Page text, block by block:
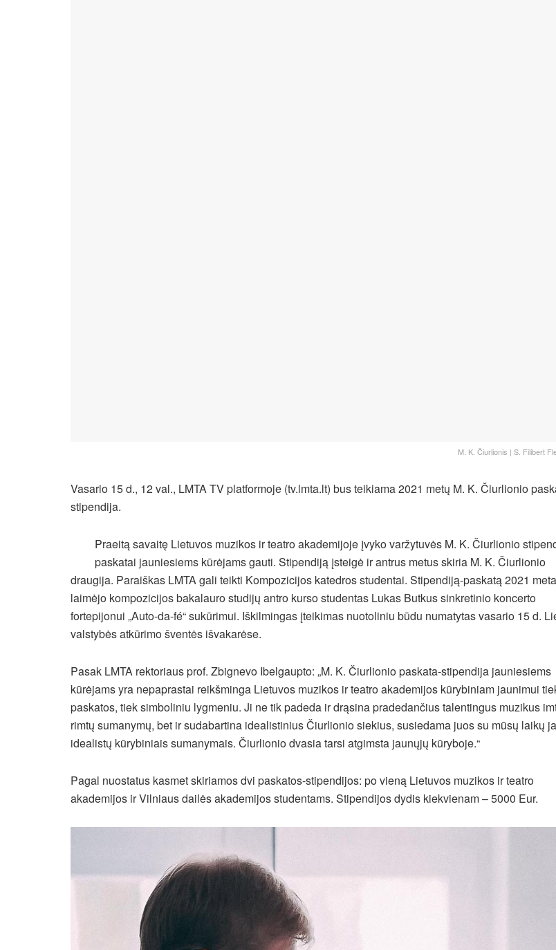
M. K. Čiurlionis | S. Filibert
Vasario 15 d., 12 val., LMTA TV platformoje (tv.lmta.lt) bus teikiama 2021 metų M. K. Čiurlionio
stipendija.
Praeitą savaitę Lietuvos muzikos ir teatro akademijoje įvyko varžytuvės M. K. Čiurlionio
paskatai jauniesiems kūrėjams gauti. Stipendiją įsteigė ir antrus metus skiria M. K. Čiurlionio
draugija. Paraiškas LMTA gali teikti Kompozicijos katedros studentai. Stipendiją-paskatą 2021
laimėjo kompozicijos bakalauro studijų antro kurso studentas Lukas Butkus sinkretinio koncerto
fortepijonui „Auto-da-fé“ sukūrimui. Iškilmingas įteikimas nuotoliniu būdu numatytas vasario 15 d.
valstybės atkūrimo šventės išvakarėse.
Pasak LMTA rektoriaus prof. Zbignevo Ibelgaupto: „M. K. Čiurlionio paskata-stipendija jauniesiems
kūrėjams yra nepaprastai reikšminga Lietuvos muzikos ir teatro akademijos kūrybiniam jaunimui
paskatos, tiek simboliniu lygmeniu. Ji ne tik padeda ir drąsina pradedančius talentingus muzikus
rimtų sumanymų, bet ir sudabartina idealistinius Čiurlionio siekius, susiedama juos su mūsų laikų
idealistų kūrybiniais sumanymais. Čiurlionio dvasia tarsi atgimsta jaunųjų kūryboje.“
Pagal nuostatus kasmet skiriamos dvi paskatos-stipendijos: po vieną Lietuvos muzikos ir teatro
akademijos ir Vilniaus dailės akademijos studentams. Stipendijos dydis kiekvienam – 5000 Eur.